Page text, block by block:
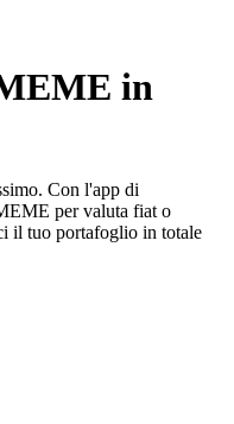
in
Con l'app di
per valuta fiat o
il tuo portafoglio in totale